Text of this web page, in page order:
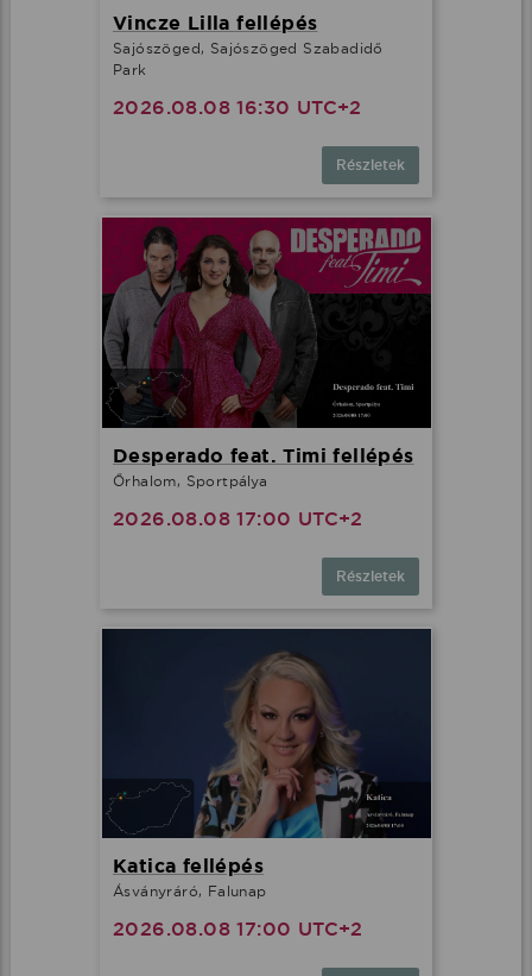
Vincze Lilla fellépés
Sajószöged, Sajószöged Szabadidő
Park
2026.08.08 16:30 UTC+2
Részletek
Desperado feat. Timi fellépés
Őrhalom, Sportpálya
2026.08.08 17:00 UTC+2
Részletek
Katica fellépés
Ásványráró, Falunap
2026.08.08 17:00 UTC+2